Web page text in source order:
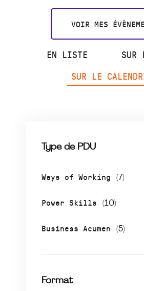
VOIR MES
EN LISTE
SUR
SUR LE
Type de PDU
Ways of Working (7)
Power Skills (10)
Business Acumen (5)
Format